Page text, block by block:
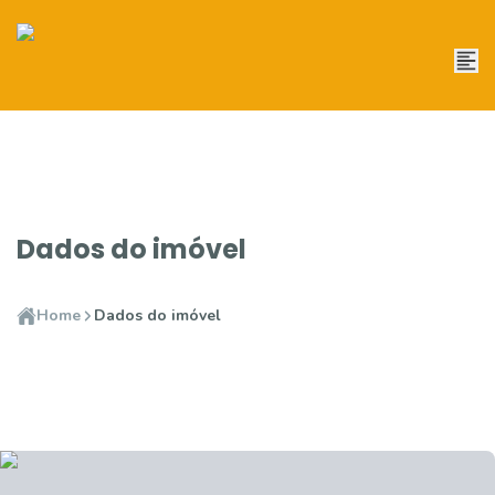
Dados do imóvel
Home Dados do imóvel